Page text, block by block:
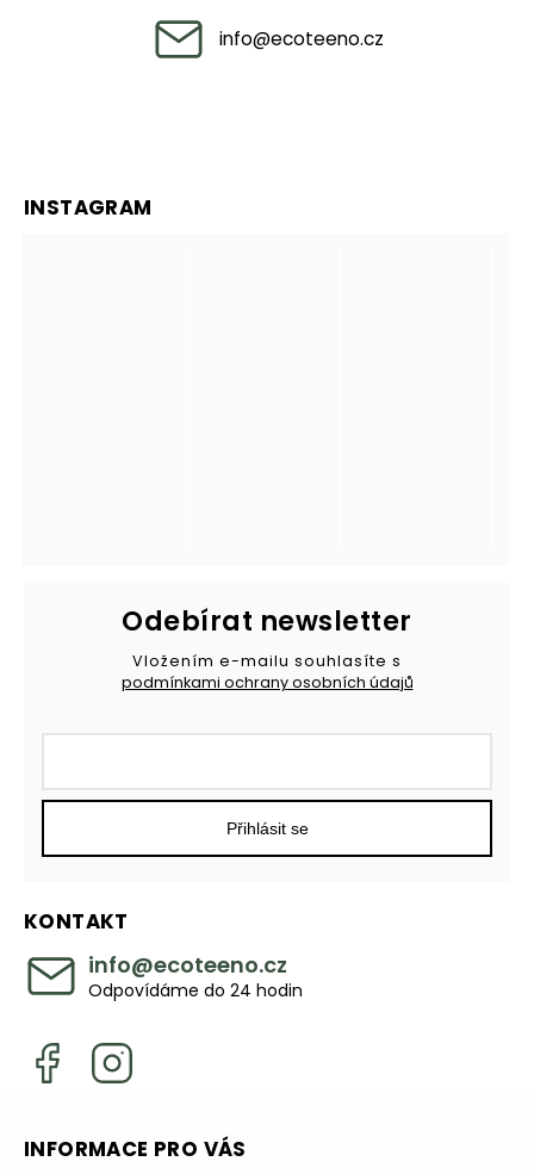
info@ecoteeno.cz
INSTAGRAM
KONTAKT
info@ecoteeno.cz
Odpovídáme do 24 hodin
Odebírat newsletter
Vložením e-mailu souhlasíte s
podmínkami ochrany osobních údajů
Přihlásit se
INFORMACE PRO VÁS